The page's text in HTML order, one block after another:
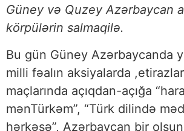
Güney və Quzey Azərbaycan
körpülərin salmaqilə.
Bu gün Güney Azərbaycanda
milli fəalın aksiyalarda
maçlarında açıqdan-açığa
mənTürkəm”, “Türk dilində
hərkəsə”, Azərbaycan bir